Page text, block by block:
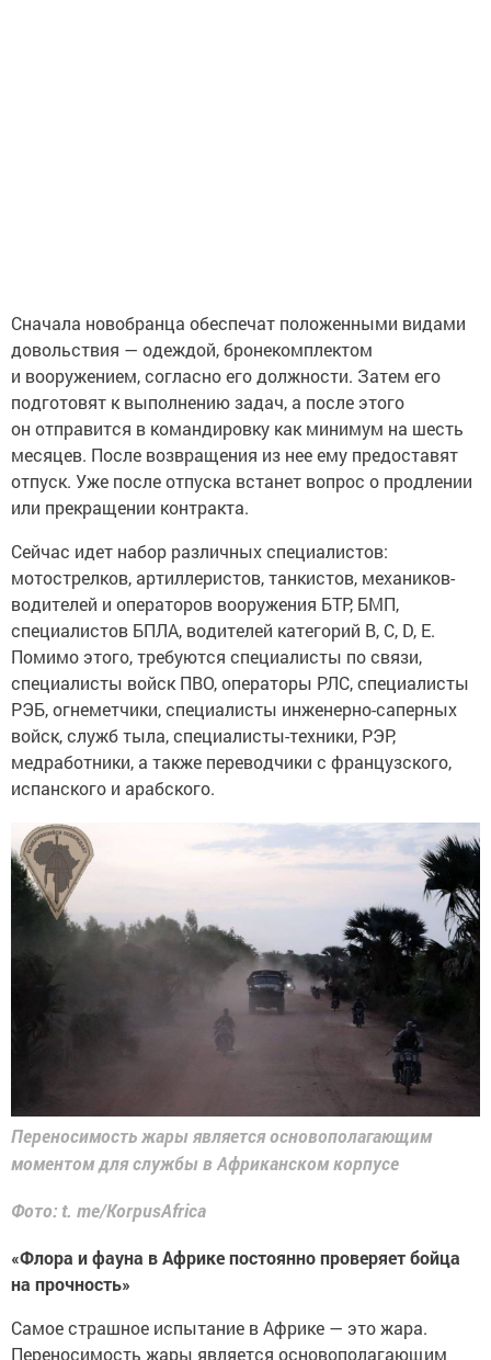
Сначала новобранца обеспечат положенными видами
довольствия — одеждой, бронекомплектом
и вооружением, согласно его должности. Затем его
подготовят к выполнению задач, а после этого
он отправится в командировку как минимум на шесть
месяцев. После возвращения из нее ему предоставят
отпуск. Уже после отпуска встанет вопрос о продлении
или прекращении контракта.
Сейчас идет набор различных специалистов:
мотострелков, артиллеристов, танкистов, механиков-
водителей и операторов вооружения БТР, БМП,
специалистов БПЛА, водителей категорий В, С, D, Е.
Помимо этого, требуются специалисты по связи,
специалисты войск ПВО, операторы РЛС, специалисты
РЭБ, огнеметчики, специалисты инженерно-саперных
войск, служб тыла, специалисты-техники, РЭР,
медработники, а также переводчики с французского,
испанского и арабского.
Переносимость жары является основополагающим
моментом для службы в Африканском корпусе
Фото: t. me/KorpusAfrica
«Флора и фауна в Африке постоянно проверяет бойца
на прочность»
Самое страшное испытание в Африке — это жара.
Переносимость жары является основополагающим